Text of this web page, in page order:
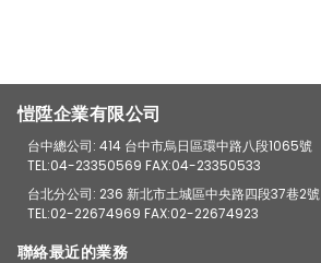
愷陞企業有限公司
台中總公司: 414 台中市烏日區環中路八段1065號
TEL:04-23350569 FAX:04-23350533
台北分公司: 236 新北市土城區中央路四段37巷2號
TEL:02-22674969 FAX:02-22674923
聯絡最近的業務